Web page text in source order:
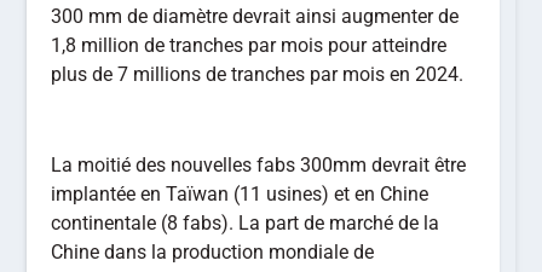
300 mm de diamètre devrait ainsi augmenter de
1,8 million de tranches par mois pour atteindre
plus de 7 millions de tranches par mois en 2024.
La moitié des nouvelles fabs 300mm devrait être
implantée en Taïwan (11 usines) et en Chine
continentale (8 fabs). La part de marché de la
Chine dans la production mondiale de